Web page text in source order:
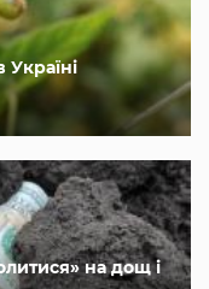
на дощ і